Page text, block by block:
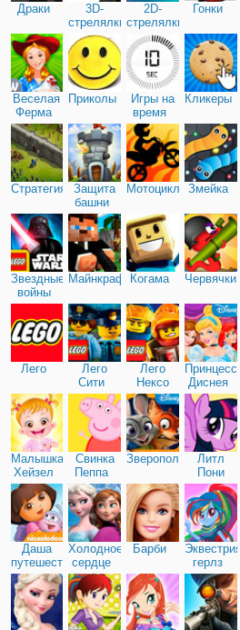
Драки
3D-
стрелялки
2D-
стрелялки
Гонки
Веселая
Ферма
Приколы
Игры на
время
Кликеры
Стратегия
Защита
башни
МотоциклыЗмейка
Звездные
войны
МайнкрафтКогама Червячки
Лего
Лего
Сити
Лего
Нексо
Найтс
Принцессы
Диснея
Малышка
Хейзел
Свинка
Пеппа
Зверополис
Литл
Пони
Дружба
Даша
путешественница
Холодное
сердце
Барби
Эквестрия
герлз